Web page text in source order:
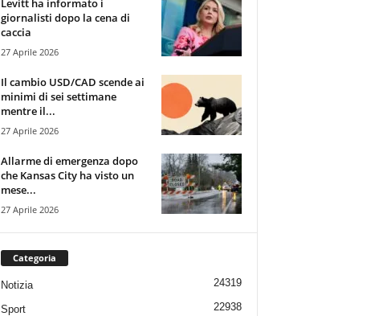
Levitt ha informato i
giornalisti dopo la cena di
caccia
27 Aprile 2026
Il cambio USD/CAD scende ai
minimi di sei settimane
mentre il...
27 Aprile 2026
Allarme di emergenza dopo
che Kansas City ha visto un
mese...
27 Aprile 2026
Categoria
Notizia 24319
Sport 22938